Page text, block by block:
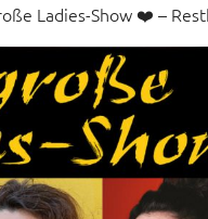
Ladies-Show ❤️ –